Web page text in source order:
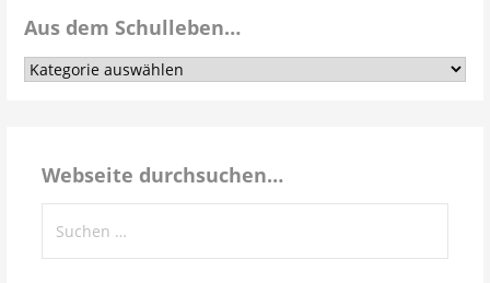
Aus dem Schulleben…
Aus
Webseite durchsuchen…
nach: